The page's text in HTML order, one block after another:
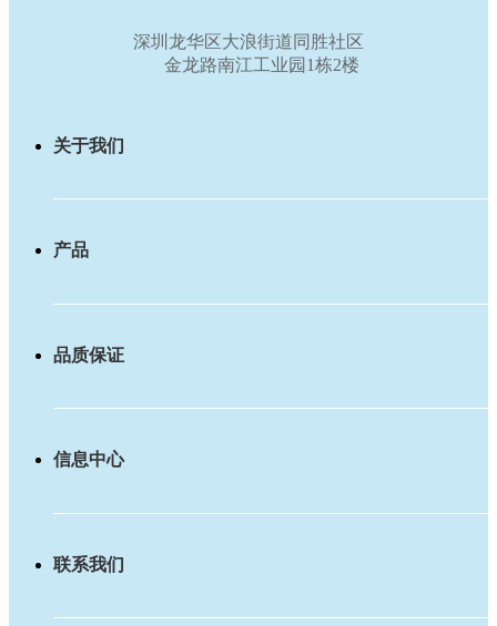
深圳龙华区大浪街道同胜社区
金龙路南江工业园1栋2楼
关于我们
产品
品质保证
信息中心
联系我们